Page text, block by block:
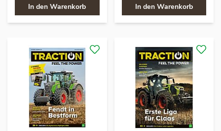
In den Warenkorb In den Warenkorb